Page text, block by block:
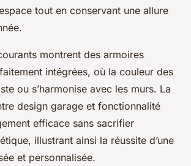
tout en conservant une allure
montrent des armoires
intégrées, où la couleur des
ou s’harmonise avec les murs. La
design garage et fonctionnalité
efficace sans sacrifier
illustrant ainsi la réussite d’une
et personnalisée.